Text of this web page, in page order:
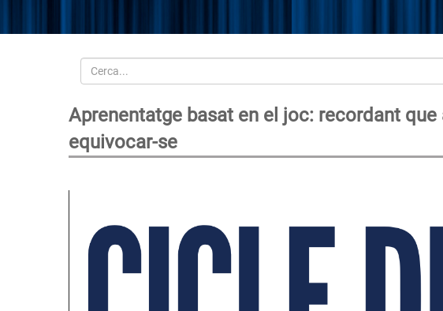
Cerca
Aprenentatge basat en el joc: recordant
equivocar-se